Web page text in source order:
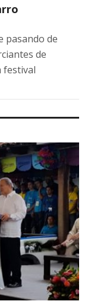
pasando de
de
festival